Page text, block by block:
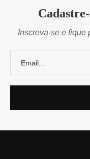
Inscreva-se e fique